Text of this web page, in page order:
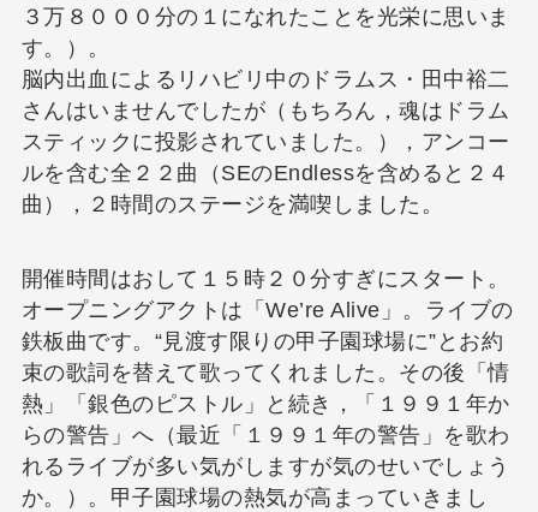
３万８０００分の１になれたことを光栄に思いま
す。）。
脳内出血によるリハビリ中のドラムス・田中裕二
さんはいませんでしたが（もちろん，魂はドラム
スティックに投影されていました。），アンコー
ルを含む全２２曲（SEのEndlessを含めると２４
曲），２時間のステージを満喫しました。
開催時間はおして１５時２０分すぎにスタート。
オープニングアクトは「We’re Alive」。ライブの
鉄板曲です。“見渡す限りの甲子園球場に”とお約
束の歌詞を替えて歌ってくれました。その後「情
熱」「銀色のピストル」と続き，「１９９１年か
らの警告」へ（最近「１９９１年の警告」を歌わ
れるライブが多い気がしますが気のせいでしょう
か。）。甲子園球場の熱気が高まっていきまし